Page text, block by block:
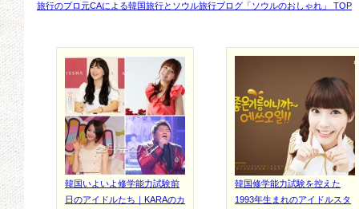
旅行のプロ元CAによる韓国旅行とソウル旅行ブログ「ソウルのおしゃれ」 TOP
韓国いよいよ修学能力試験前
日のアイドルたち｜KARAのカ
韓国修学能力試験を控えた
1993年生まれのアイドルスタ